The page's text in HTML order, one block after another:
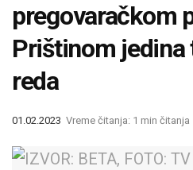
pregovaračkom
Prištinom jedina
reda
01.02.2023 Vreme čitanja: 1 min čitanja